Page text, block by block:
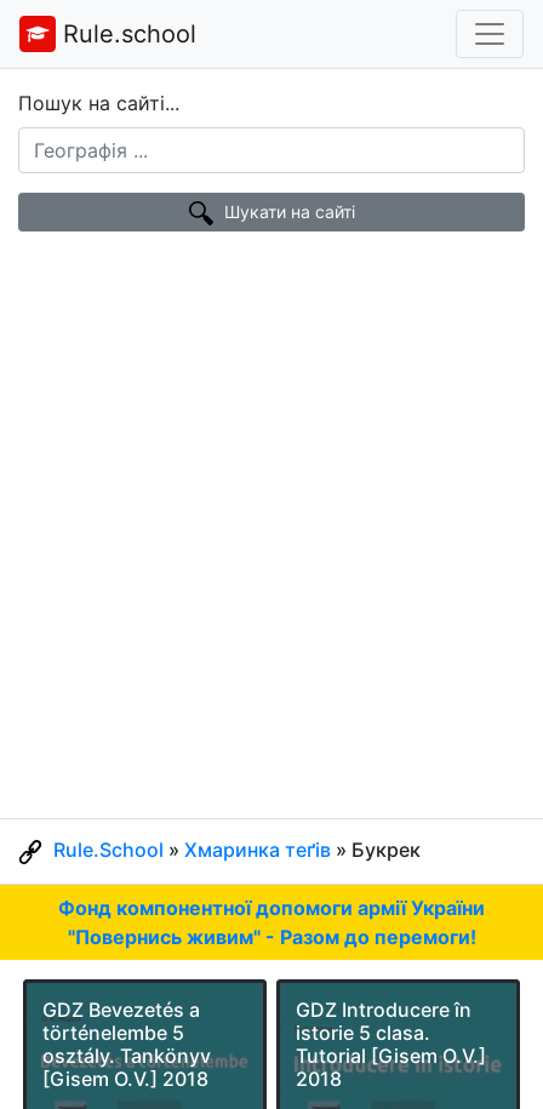
Rule.school
Пошук на сайті...
Шукати на сайті
Rule.School » Хмаринка теґів » Букрек
Фонд компонентної допомоги армії України
"Повернись живим" - Разом до перемоги!
GDZ Bevezetés a
történelembe 5
osztály. Tankönyv
[Gisem O.V.] 2018
GDZ Introducere în
istorie 5 clasa.
Tutorial [Gisem O.V.]
2018